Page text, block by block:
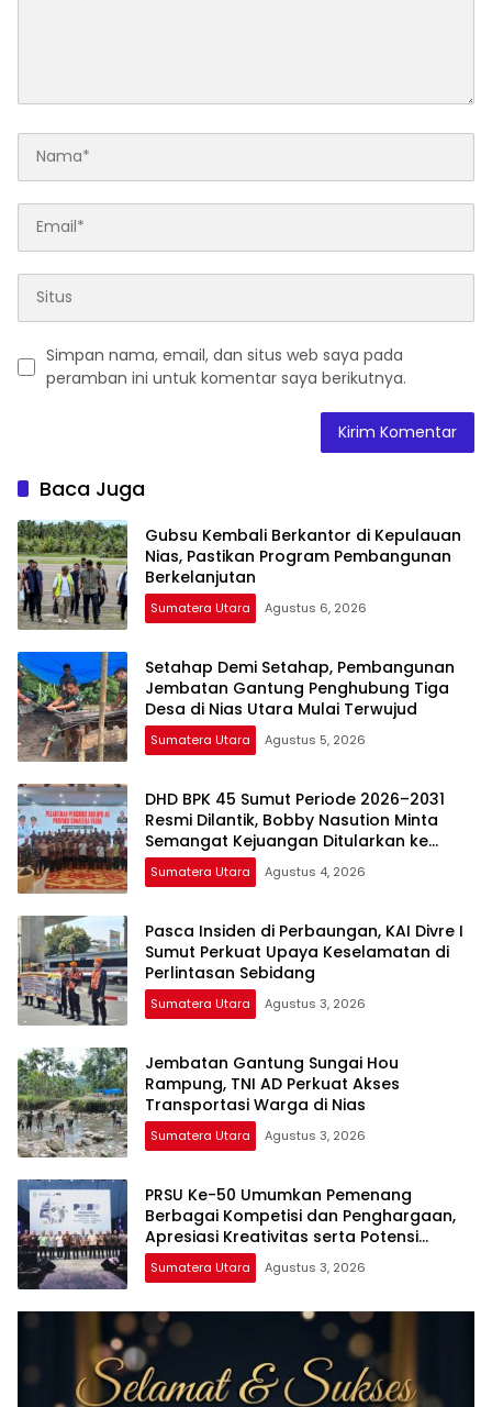
Simpan nama, email, dan situs web saya pada
peramban ini untuk komentar saya berikutnya.
Baca Juga
Gubsu Kembali Berkantor di Kepulauan
Nias, Pastikan Program Pembangunan
Berkelanjutan
Sumatera Utara Agustus 6, 2026
Setahap Demi Setahap, Pembangunan
Jembatan Gantung Penghubung Tiga
Desa di Nias Utara Mulai Terwujud
Sumatera Utara Agustus 5, 2026
DHD BPK 45 Sumut Periode 2026–2031
Resmi Dilantik, Bobby Nasution Minta
Semangat Kejuangan Ditularkan ke
Generasi Muda
Sumatera Utara Agustus 4, 2026
Pasca Insiden di Perbaungan, KAI Divre I
Sumut Perkuat Upaya Keselamatan di
Perlintasan Sebidang
Sumatera Utara Agustus 3, 2026
Jembatan Gantung Sungai Hou
Rampung, TNI AD Perkuat Akses
Transportasi Warga di Nias
Sumatera Utara Agustus 3, 2026
PRSU Ke-50 Umumkan Pemenang
Berbagai Kompetisi dan Penghargaan,
Apresiasi Kreativitas serta Potensi
Daerah Sumatera Utara
Sumatera Utara Agustus 3, 2026